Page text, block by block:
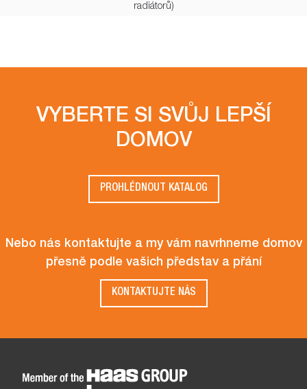
radiátorů)
VYBERTE SI SVŮJ LEPŠÍ
DOMOV
PROHLÉDNOUT KATALOG
Nebo nás kontaktujte a my vám navrhneme domov
přesně podle vašich představ a přání
KONTAKTUJTE NÁS